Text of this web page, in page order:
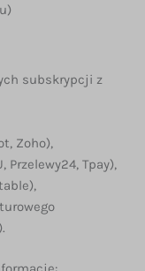
subskrypcji z
Zoho),
Przelewy24, Tpay),